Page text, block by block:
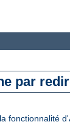
par
fonctionnalité